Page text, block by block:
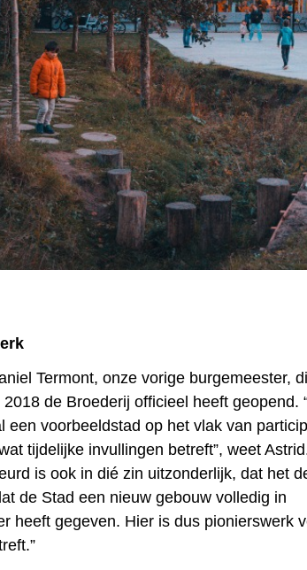
Termont, onze vorige burgemeester,
de Broederij officieel heeft geopend.
een voorbeeldstad op het vlak van
tijdelijke invullingen betreft”, weet
is ook in dié zin uitzonderlijk, dat het
de Stad een nieuw gebouw volledig in
heeft gegeven. Hier is dus pionierswerk